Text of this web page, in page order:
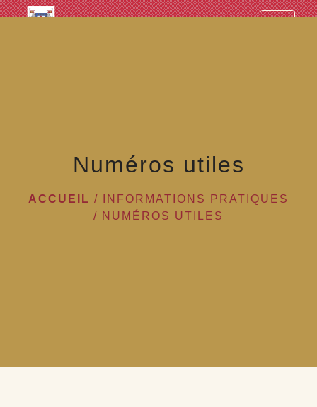
googled7e4d5fb082cc1df.html
menu
Numéros utiles
ACCUEIL /
INFORMATIONS PRATIQUES
/ NUMÉROS UTILES